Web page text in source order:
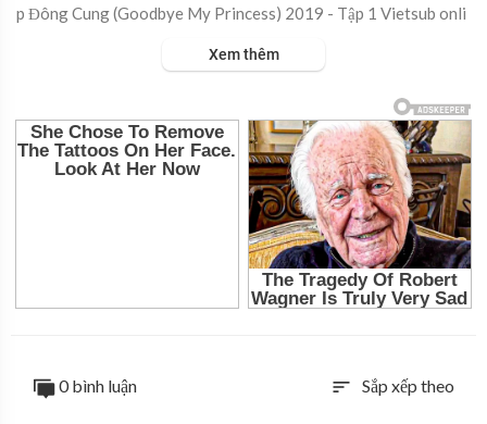
p Đông Cung (Goodbye My Princess) 2019 - Tập 1 Vietsub onli
Xem thêm
0 bình luận sort Sắp xếp theo